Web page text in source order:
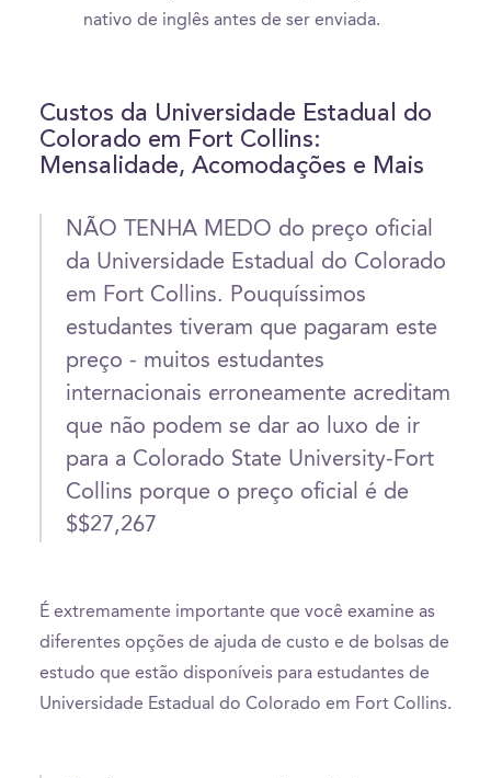
nativo de inglês antes de ser enviada.
Custos da Universidade Estadual do
Colorado em Fort Collins:
Mensalidade, Acomodações e Mais
NÃO TENHA MEDO do preço oficial
da Universidade Estadual do Colorado
em Fort Collins. Pouquíssimos
estudantes tiveram que pagaram este
preço - muitos estudantes
internacionais erroneamente acreditam
que não podem se dar ao luxo de ir
para a Colorado State University-Fort
Collins porque o preço oficial é de
$$27,267
É extremamente importante que você examine as
diferentes opções de ajuda de custo e de bolsas de
estudo que estão disponíveis para estudantes de
Universidade Estadual do Colorado em Fort Collins.